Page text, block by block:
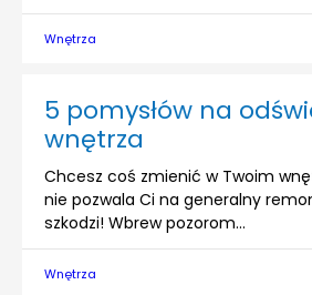
Wnętrza
5 pomysłów na
wnętrza
Chcesz coś zmienić w Twoim
nie pozwala Ci na generalny
szkodzi! Wbrew pozorom...
Wnętrza